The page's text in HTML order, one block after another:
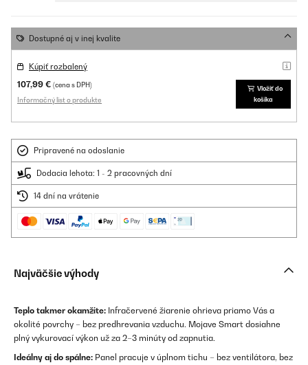
Dostupné aj v inej kvalite
Kúpiť rozbalený
107,99 € (cena s DPH)
Informačný list o produkte
Vložiť do
košíka
Pripravené na odoslanie
Dodacia lehota: 1 - 2 pracovných dní
14 dní na vrátenie
Najväčšie výhody
Teplo takmer okamžite: Infračervené žiarenie ohrieva priamo Vás a
okolité povrchy – bez predhrevania vzduchu. Mojave Smart dosiahne
plný vykurovací výkon už za 2–3 minúty od zapnutia.
Ideálny aj do spálne: Panel pracuje v úplnom tichu – bez ventilátora, bez